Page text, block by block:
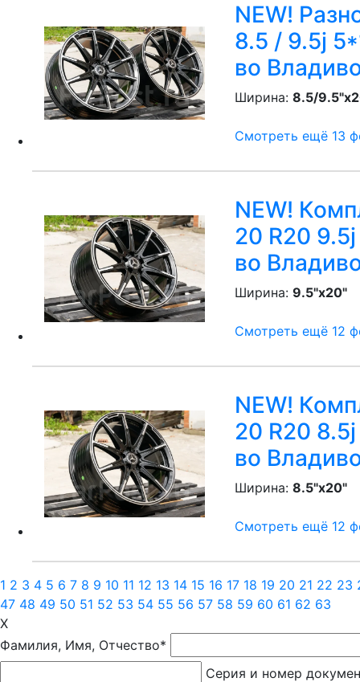
NEW!
8.5 / 9.5j
во
Ширина: 8.5/
Смотреть ещё 13
NEW!
20 R20
во
Ширина: 9.5"x20"
Смотреть ещё 12
NEW!
20 R20
во
Ширина: 8.5"x20"
Смотреть ещё 12
1 2 3 4 5 6 7 8 9 10 11 12 13 14 15 16 17 18 19 20 21 22 23
47 48 49 50 51 52 53 54 55 56 57 58 59 60 61 62 63
X
Фамилия, Имя, Отчество*
Серия и номер